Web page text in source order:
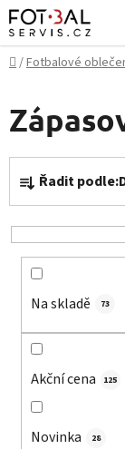
Přejít
na
obsah
Domů
/Fotbalové
Ř
z
e
Řadit podle:
Na skladě 73
Akční cena 125
Novinka 28